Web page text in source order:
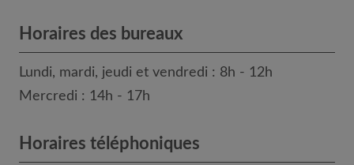
Horaires des bureaux
Lundi, mardi, jeudi et vendredi : 8h - 12h
Mercredi : 14h - 17h
Horaires téléphoniques